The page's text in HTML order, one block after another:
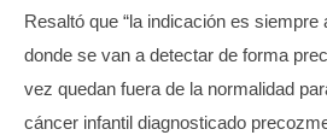
Resaltó que “la indicación es
donde se van a detectar de forma
vez quedan fuera de la normalidad
cáncer infantil diagnosticado